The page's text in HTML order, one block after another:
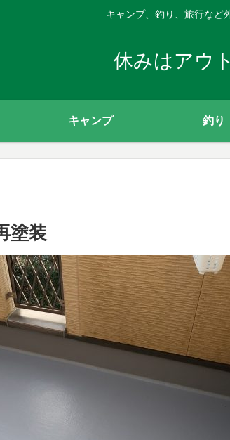
キャンプ、釣り、旅行など
休みはアウ
キャンプ 釣り
塗装